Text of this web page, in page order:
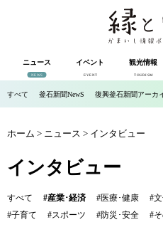
ニュース
NEWS
イベント
EVENT
観光情報
TOURISM
すべて 釜石新聞NewS 復興釜石新聞アーカ
ホーム > ニュース > インタビュー
インタビュー
すべて #産業･経済 #医療･健康 #
#子育て
#スポーツ #防災･安全 #